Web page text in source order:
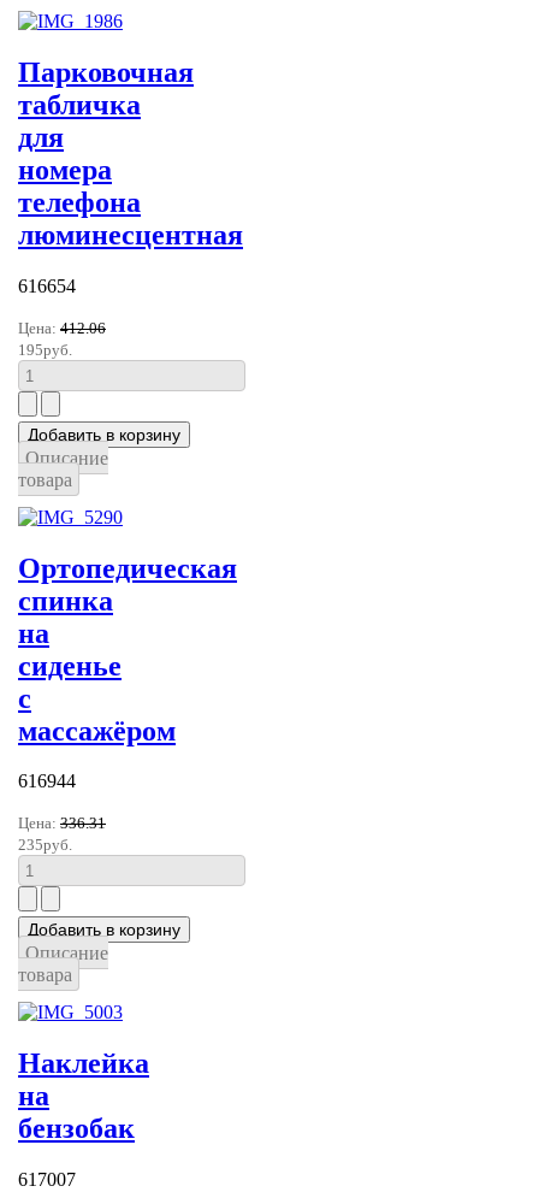
Парковочная
табличка
для
номера
телефона
люминесцентная
616654
Цена: 412.06
195руб.
Описание
товара
Ортопедическая
спинка
на
сиденье
с
массажёром
616944
Цена: 336.31
235руб.
Описание
товара
Наклейка
на
бензобак
617007